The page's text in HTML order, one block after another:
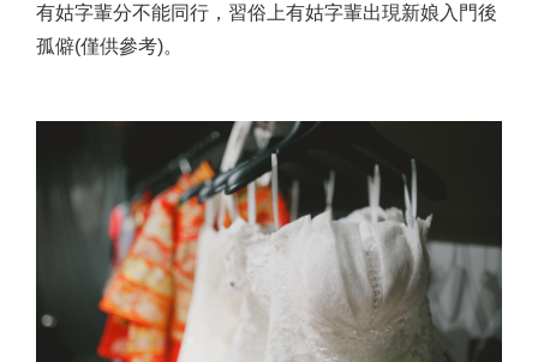
有姑字輩分不能同行，習俗上有姑字輩出現新娘入門後
孤僻(僅供參考)。